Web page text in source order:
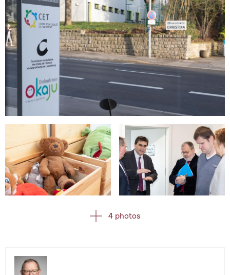
Open image in gallery
Open image in gallery Open image in gallery
4 photos